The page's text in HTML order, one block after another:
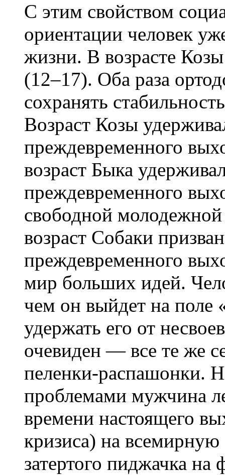
С этим свойством
ориентации человек
жизни. В возрасте
(12–17). Оба раза
сохранять
Возраст Козы
преждевременного
возраст Быка
преждевременного
свободной
возраст Собаки
преждевременного
мир больших идей.
чем он выйдет на поле
удержать его от
очевиден — все те же
пеленки-распашонки.
проблемами мужчина
времени настоящего
кризиса) на
затертого пиджачка на